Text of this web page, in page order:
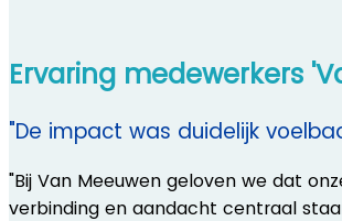
Ervaring medewerkers
"De impact was duidelijk
"Bij Van Meeuwen geloven we dat
verbinding en aandacht centraal